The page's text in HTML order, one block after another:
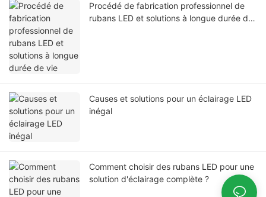
Procédé de fabrication professionnel de
rubans LED et solutions à longue durée de
Causes et solutions pour un éclairage LED
inégal
Comment choisir des rubans LED pour une
solution d'éclairage complète ?